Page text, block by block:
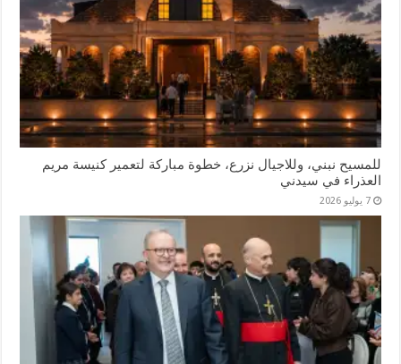
للمسيح نبني، وللاجيال نزرع، خطوة مباركة لتعمير كنيسة مريم
العذراء في سيدني
7 يوليو 2026